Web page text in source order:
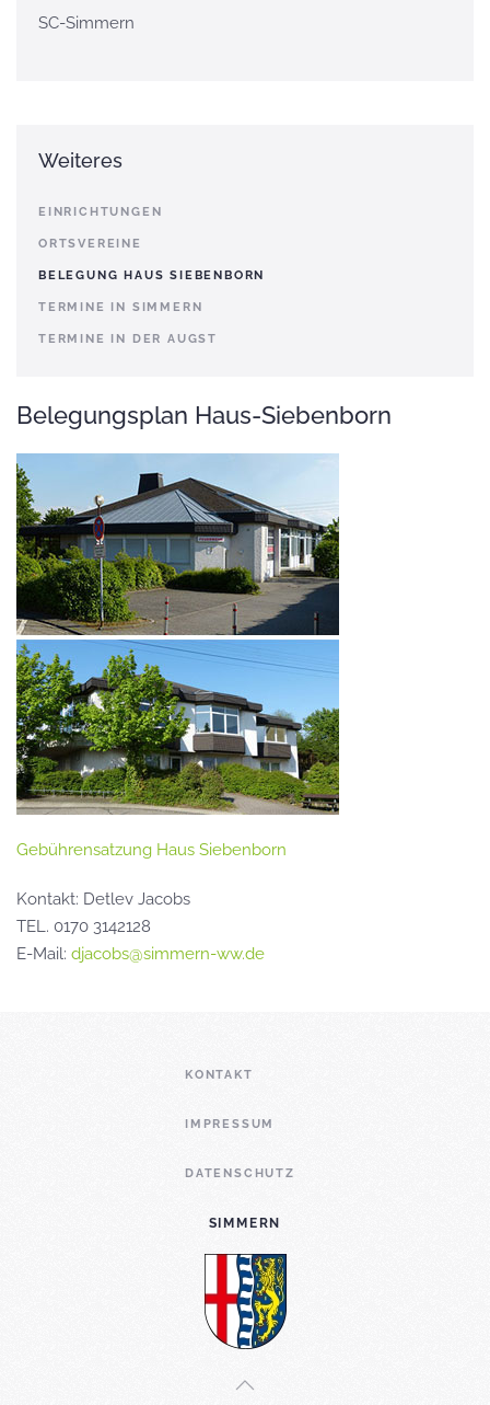
SC-Simmern
Weiteres
EINRICHTUNGEN
ORTSVEREINE
BELEGUNG HAUS SIEBENBORN
TERMINE IN SIMMERN
TERMINE IN DER AUGST
Belegungsplan Haus-Siebenborn
Gebührensatzung Haus Siebenborn
Kontakt: Detlev Jacobs
TEL. 0170 3142128
E-Mail: djacobs@simmern-ww.de
KONTAKT
IMPRESSUM
DATENSCHUTZ
SIMMERN